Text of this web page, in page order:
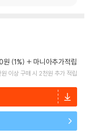
원 (1%) 마니아추가적립
이상 구매 시 2천원 추가 적립